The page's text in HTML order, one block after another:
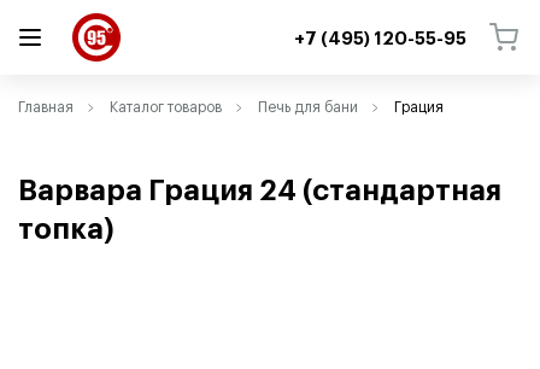
+7 (495) 120-55-95
Главная Каталог товаров Печь для бани Грация
Варвара Грация 24 (стандартная
топка)
ВЕРНУТЬСЯ
ВЕРНУТЬСЯ